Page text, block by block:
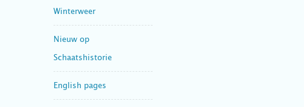
Winterweer
Nieuw op
Schaatshistorie
English pages